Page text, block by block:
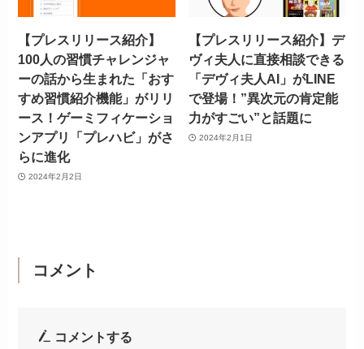
【プレスリリース紹介】
100人の習慣チャレンジャ
ーの話から生まれた「おす
すめ習慣紹介機能」がリリ
ース！ゲーミフィケーショ
ンアプリ「プレハビ」がさ
らに進化
2024年2月2日
【プレスリリース紹介】デ
ヴィ夫人に直接相談できる
「デヴィ夫人AI」がLINE
で登場！”異次元の肯定能
力がすごい”と話題に
2024年2月1日
コメント
コメントする